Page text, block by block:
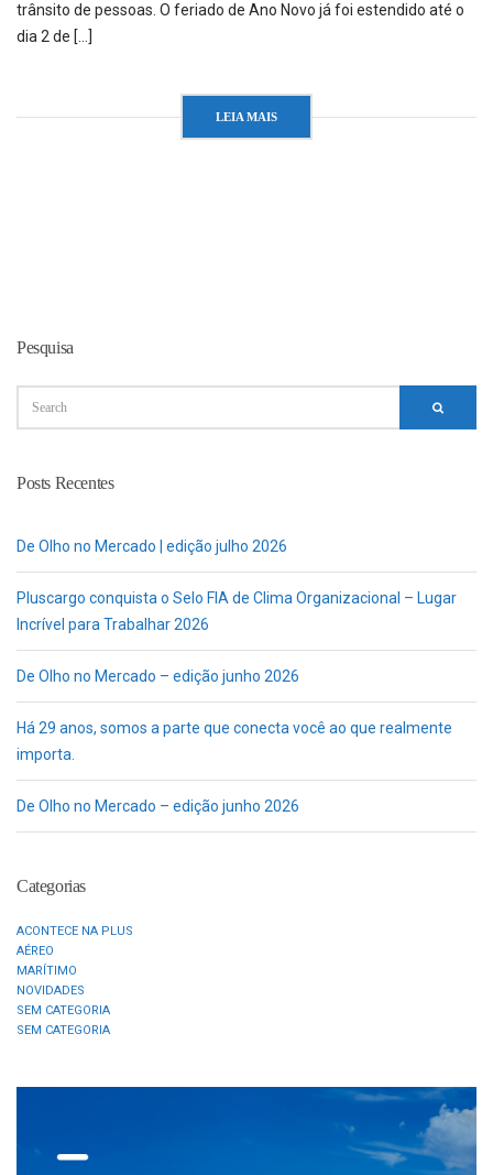
trânsito de pessoas. O feriado de Ano Novo já foi estendido até o
dia 2 de […]
LEIA MAIS
Pesquisa
Posts Recentes
De Olho no Mercado | edição julho 2026
Pluscargo conquista o Selo FIA de Clima Organizacional – Lugar
Incrível para Trabalhar 2026
De Olho no Mercado – edição junho 2026
Há 29 anos, somos a parte que conecta você ao que realmente
importa.
De Olho no Mercado – edição junho 2026
Categorias
ACONTECE NA PLUS
AÉREO
MARÍTIMO
NOVIDADES
SEM CATEGORIA
SEM CATEGORIA